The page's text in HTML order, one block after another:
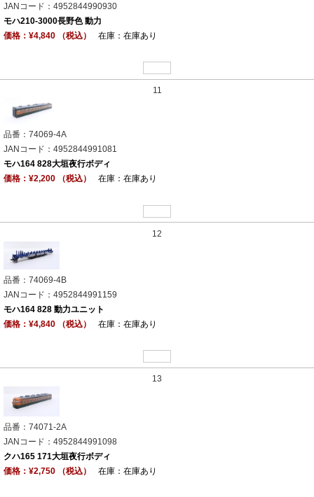
JANコード：4952844990930
モハ210-3000長野色 動力
価格：¥4,840 （税込）
在庫：在庫あり
11
品番：74069-4A
JANコード：4952844991081
モハ164 828大垣夜行ボディ
価格：¥2,200 （税込）
在庫：在庫あり
12
品番：74069-4B
JANコード：4952844991159
モハ164 828 動力ユニット
価格：¥4,840 （税込）
在庫：在庫あり
13
品番：74071-2A
JANコード：4952844991098
クハ165 171大垣夜行ボディ
価格：¥2,750 （税込）
在庫：在庫あり